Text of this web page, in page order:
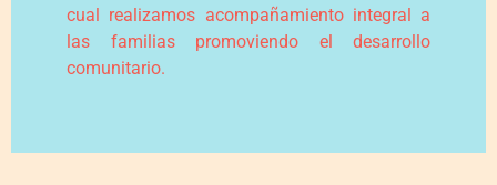
cual realizamos acompañamiento integral a
las familias promoviendo el desarrollo
comunitario.